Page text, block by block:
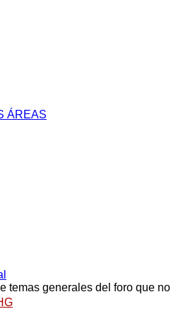
ÁREAS
temas generales del foro que